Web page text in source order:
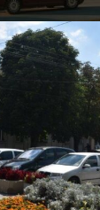
КовинOn